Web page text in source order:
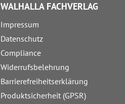
WALHALLA FACHVERLAG
Impressum
Datenschutz
Compliance
Widerrufsbelehrung
Barrierefreiheitserklärung
Produktsicherheit (GPSR)